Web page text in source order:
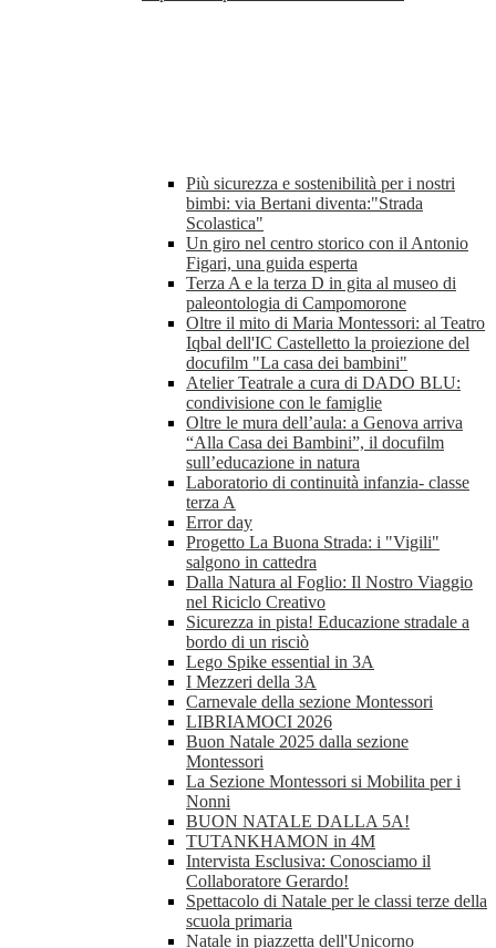
Più sicurezza e sostenibilità per i nostri
bimbi: via Bertani diventa:"Strada
Scolastica"
Un giro nel centro storico con il Antonio
Figari, una guida esperta
Terza A e la terza D in gita al museo di
paleontologia di Campomorone
Oltre il mito di Maria Montessori: al Teatro
Iqbal dell'IC Castelletto la proiezione del
docufilm "La casa dei bambini"
Atelier Teatrale a cura di DADO BLU:
condivisione con le famiglie
Oltre le mura dell’aula: a Genova arriva
“Alla Casa dei Bambini”, il docufilm
sull’educazione in natura
Laboratorio di continuità infanzia- classe
terza A
Error day
Progetto La Buona Strada: i "Vigili"
salgono in cattedra
Dalla Natura al Foglio: Il Nostro Viaggio
nel Riciclo Creativo
Sicurezza in pista! Educazione stradale a
bordo di un risciò
Lego Spike essential in 3A
I Mezzeri della 3A
Carnevale della sezione Montessori
LIBRIAMOCI 2026
Buon Natale 2025 dalla sezione
Montessori
La Sezione Montessori si Mobilita per i
Nonni
BUON NATALE DALLA 5A!
TUTANKHAMON in 4M
Intervista Esclusiva: Conosciamo il
Collaboratore Gerardo!
Spettacolo di Natale per le classi terze della
scuola primaria
Natale in piazzetta dell'Unicorno